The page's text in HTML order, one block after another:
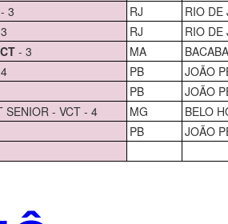
3 RJ
RIO DE
RJ
RIO DE
- 3 MA
PB
JOÃO
PB
JOÃO
SENIOR - VCT - 4
MG
BELO
PB JOÃO